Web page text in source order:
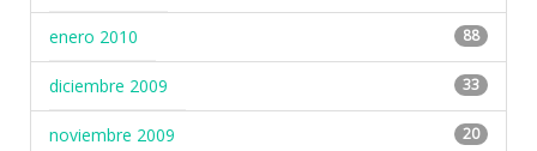
enero 2010 88
diciembre 2009 33
noviembre 2009 20